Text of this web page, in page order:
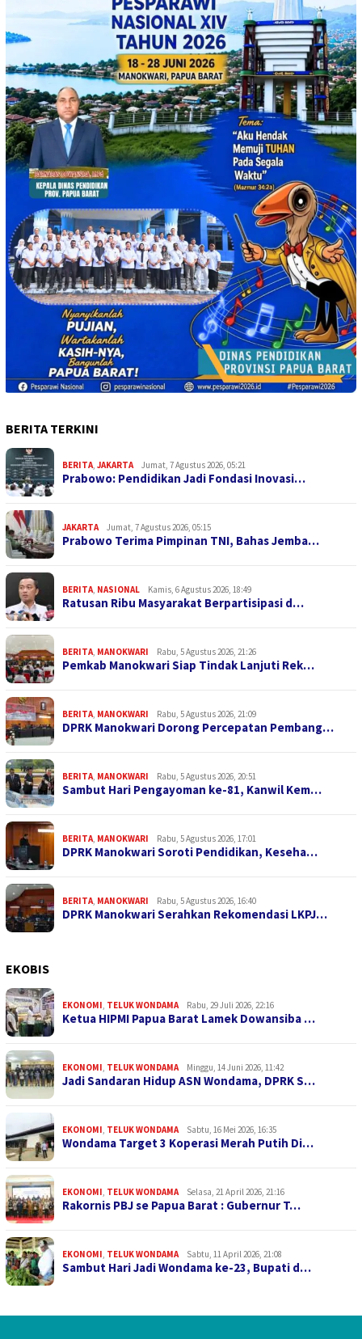
BERITA TERKINI
BERITA, JAKARTA Jumat, 7 Agustus 2026, 05:21
Prabowo: Pendidikan Jadi Fondasi Inovasi…
JAKARTA Jumat, 7 Agustus 2026, 05:15
Prabowo Terima Pimpinan TNI, Bahas Jemba…
BERITA, NASIONAL Kamis, 6 Agustus 2026, 18:49
Ratusan Ribu Masyarakat Berpartisipasi d…
BERITA, MANOKWARI Rabu, 5 Agustus 2026, 21:26
Pemkab Manokwari Siap Tindak Lanjuti Rek…
BERITA, MANOKWARI Rabu, 5 Agustus 2026, 21:09
DPRK Manokwari Dorong Percepatan Pembang…
BERITA, MANOKWARI Rabu, 5 Agustus 2026, 20:51
Sambut Hari Pengayoman ke-81, Kanwil Kem…
BERITA, MANOKWARI Rabu, 5 Agustus 2026, 17:01
DPRK Manokwari Soroti Pendidikan, Keseha…
BERITA, MANOKWARI Rabu, 5 Agustus 2026, 16:40
DPRK Manokwari Serahkan Rekomendasi LKPJ…
EKOBIS
EKONOMI, TELUK WONDAMA Rabu, 29 Juli 2026, 22:16
Ketua HIPMI Papua Barat Lamek Dowansiba …
EKONOMI, TELUK WONDAMA Minggu, 14 Juni 2026, 11:42
Jadi Sandaran Hidup ASN Wondama, DPRK S…
EKONOMI, TELUK WONDAMA Sabtu, 16 Mei 2026, 16:35
Wondama Target 3 Koperasi Merah Putih Di…
EKONOMI, TELUK WONDAMA Selasa, 21 April 2026, 21:16
Rakornis PBJ se Papua Barat : Gubernur T…
EKONOMI, TELUK WONDAMA Sabtu, 11 April 2026, 21:08
Sambut Hari Jadi Wondama ke-23, Bupati d…